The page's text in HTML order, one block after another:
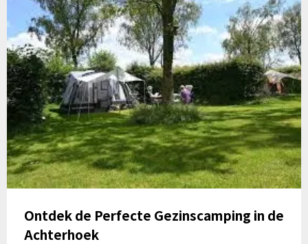
Ontdek de Perfecte Gezinscamping in de
Achterhoek